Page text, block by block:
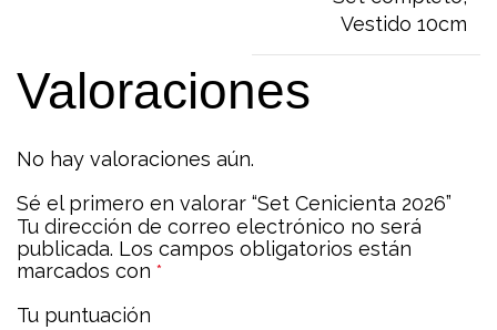
Vestido 10cm
Valoraciones
No hay valoraciones aún.
Sé el primero en valorar “Set Cenicienta 2026”
Tu dirección de correo electrónico no será
publicada. Los campos obligatorios están
marcados con *
Tu puntuación